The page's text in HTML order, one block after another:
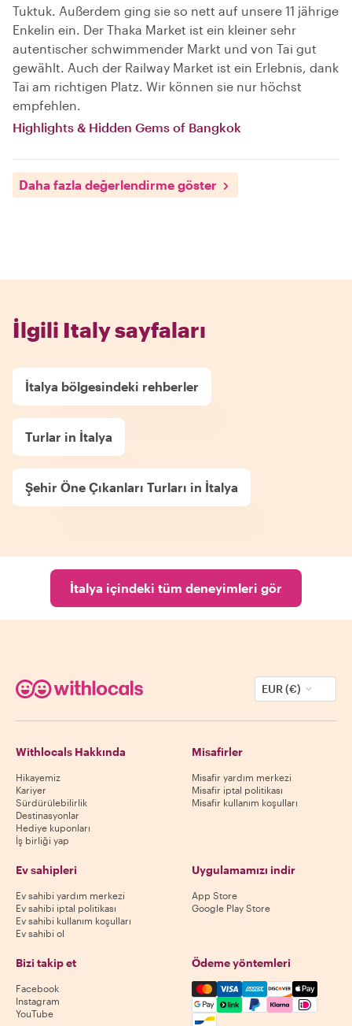
Tuktuk. Außerdem ging sie so nett auf unsere 11 jährige
Enkelin ein. Der Thaka Market ist ein kleiner sehr
autentischer schwimmender Markt und von Tai gut
gewählt. Auch der Railway Market ist ein Erlebnis, dank
Tai am richtigen Platz. Wir können sie nur höchst
empfehlen.
Highlights & Hidden Gems of Bangkok
Daha fazla değerlendirme göster
İlgili Italy sayfaları
İtalya bölgesindeki rehberler
Turlar in İtalya
Şehir Öne Çıkanları Turları in İtalya
İtalya içindeki tüm deneyimleri gör
EUR (€)
Withlocals Hakkında
Hikayemiz
Kariyer
Sürdürülebilirlik
Destinasyonlar
Hediye kuponları
İş birliği yap
Misafirler
Misafir yardım merkezi
Misafir iptal politikası
Misafir kullanım koşulları
Ev sahipleri
Ev sahibi yardım merkezi
Ev sahibi iptal politikası
Ev sahibi kullanım koşulları
Ev sahibi ol
Uygulamamızı indir
App Store
Google Play Store
Bizi takip et
Facebook
Instagram
YouTube
Ödeme yöntemleri
Mastercard, Visa, Amex,